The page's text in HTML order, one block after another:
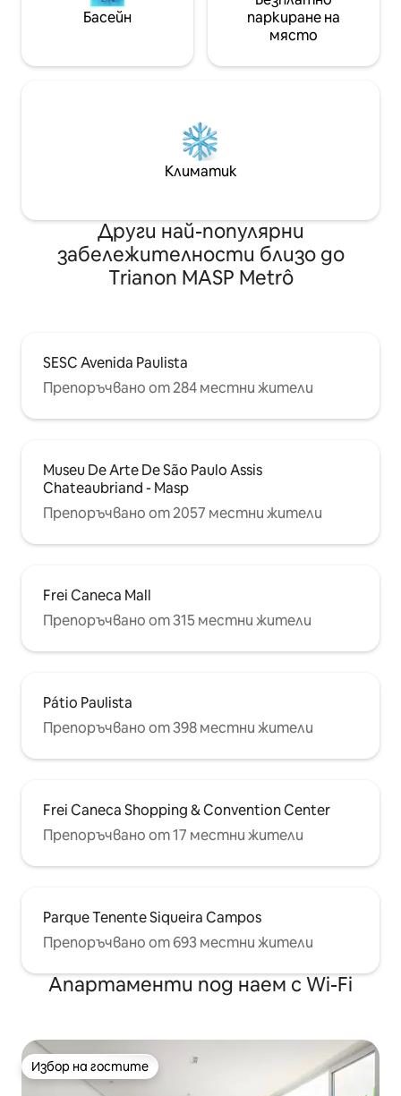
Басейн
паркиране на
място
Климатик
Други най-популярни
забележителности близо до
Trianon MASP Metrô
SESC Avenida Paulista
Препоръчвано от 284 местни жители
Museu De Arte De São Paulo Assis
Chateaubriand - Masp
Препоръчвано от 2057 местни жители
Frei Caneca Mall
Препоръчвано от 315 местни жители
Pátio Paulista
Препоръчвано от 398 местни жители
Frei Caneca Shopping & Convention Center
Препоръчвано от 17 местни жители
Parque Tenente Siqueira Campos
Препоръчвано от 693 местни жители
Апартаменти под наем с Wi-Fi
Избор на гостите
Избор на гостите